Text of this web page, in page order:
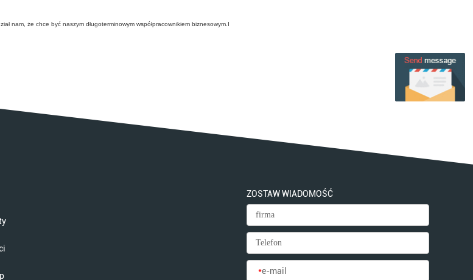
nam, że chce być naszym długoterminowym współpracownikiem biznesowym.I
ZOSTAW WIADOMOŚĆ
*e-mail